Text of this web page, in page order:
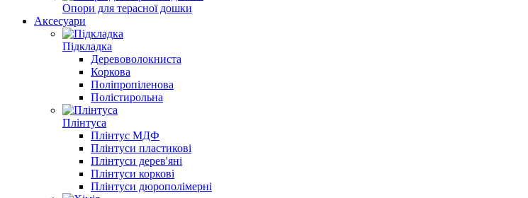
Опори для терасної дошки
Аксесуари
Підкладка
Деревоволокниста
Коркова
Поліпропіленова
Полістирольна
Плінтуса
Плінтус МДФ
Плінтуси пластикові
Плінтуси дерев'яні
Плінтуси коркові
Плінтуси дюрополімерні